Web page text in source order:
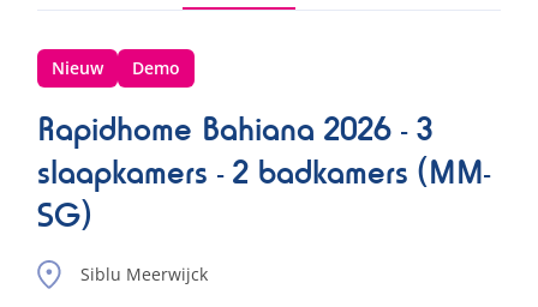
Nieuw Demo
Rapidhome Bahiana 2026 - 3
slaapkamers - 2 badkamers (MM-
SG)
Siblu Meerwijck